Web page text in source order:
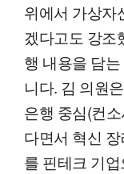
위에서 가상자
겠다고도 강조
행 내용을 담
니다. 김 의원
은행 중심(컨
다면서 혁신
를 핀테크 기